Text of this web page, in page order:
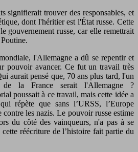
signifierait trouver des responsables, et
dont l'héritier est l'État russe. Cette
gouvernement russe, car elle remettrait
l'Allemagne a dû se repentir et
pouvoir avancer. Ce fut un travail très
aurait pensé que, 70 ans plus tard, l'un
la France serait l'Allemagne ?
poussait à ce travail, mais cette idée a
répète que sans l’URSS, l’Europe
contre les nazis. Le pouvoir russe estime
du côté des vainqueurs, n'a pas à se
réécriture de l’histoire fait partie du